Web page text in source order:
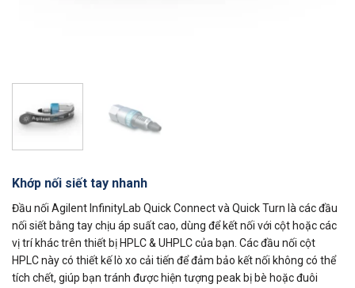
Khớp nối siết tay nhanh
Đầu nối Agilent InfinityLab Quick Connect và Quick Turn là các đầu
nối siết bằng tay chịu áp suất cao, dùng để kết nối với cột hoặc các
vị trí khác trên thiết bị HPLC & UHPLC của bạn. Các đầu nối cột
HPLC này có thiết kế lò xo cải tiến để đảm bảo kết nối không có thể
tích chết, giúp bạn tránh được hiện tượng peak bị bè hoặc đuôi